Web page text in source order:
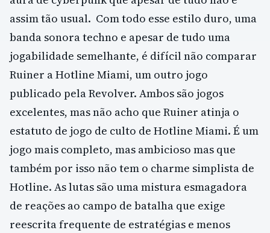
assim tão usual. Com todo esse estilo duro, uma
banda sonora techno e apesar de tudo uma
jogabilidade semelhante, é difícil não comparar
Ruiner a Hotline Miami, um outro jogo
publicado pela Revolver. Ambos são jogos
excelentes, mas não acho que Ruiner atinja o
estatuto de jogo de culto de Hotline Miami. É um
jogo mais completo, mas ambicioso mas que
também por isso não tem o charme simplista de
Hotline. As lutas são uma mistura esmagadora
de reações ao campo de batalha que exige
reescrita frequente de estratégias e menos